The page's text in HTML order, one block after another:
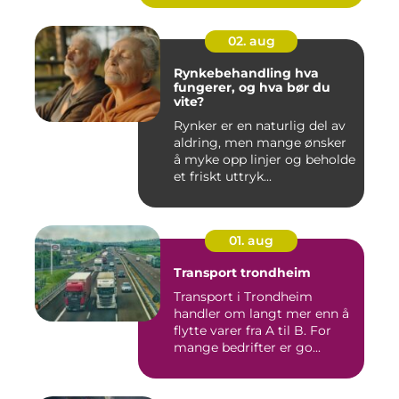
02. aug
Rynkebehandling hva
fungerer, og hva bør du
vite?
Rynker er en naturlig del av
aldring, men mange ønsker
å myke opp linjer og beholde
et friskt uttryk...
01. aug
Transport trondheim
Transport i Trondheim
handler om langt mer enn å
flytte varer fra A til B. For
mange bedrifter er go...